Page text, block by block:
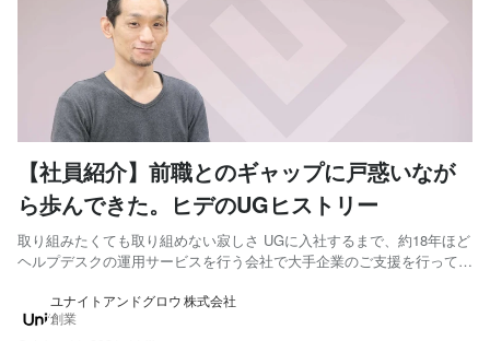
【社員紹介】前職とのギャップに戸惑いなが
ら歩んできた。ヒデのUGヒストリー
取り組みたくても取り組めない寂しさ UGに入社するまで、約18年ほど
ヘルプデスクの運用サービスを行う会社で大手企業のご支援を行ってい
ハを学びました。 「アサインされた仕事をこなすのは当たり前。問わ
れるのは仕事の仕方と成果の質。将来的な拡張・変更に柔...
ユナイトアンドグロウ 株式会社
創業